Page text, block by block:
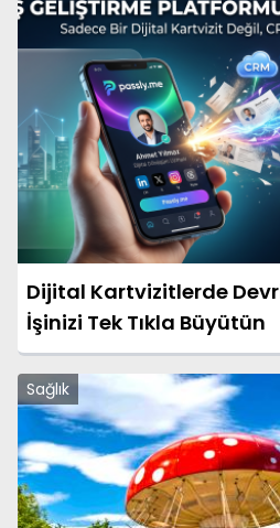
Dijital Kartvizitlerde
İşinizi Tek Tıkla Büyütün
Sağlık